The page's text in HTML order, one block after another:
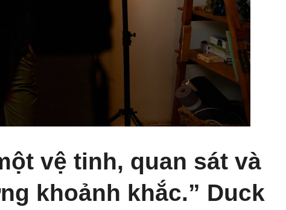
vệ tinh, quan sát và
khoảnh khắc.” Duck